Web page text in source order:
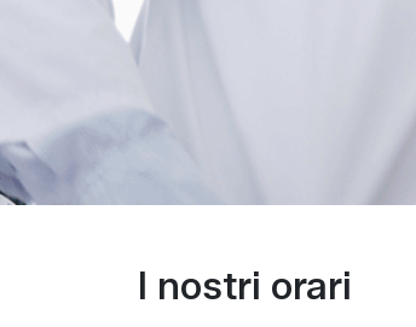
I nostri orari